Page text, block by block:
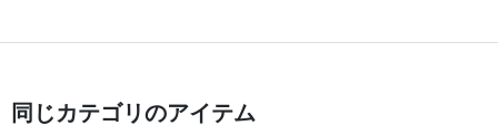
同じカテゴリのアイテム